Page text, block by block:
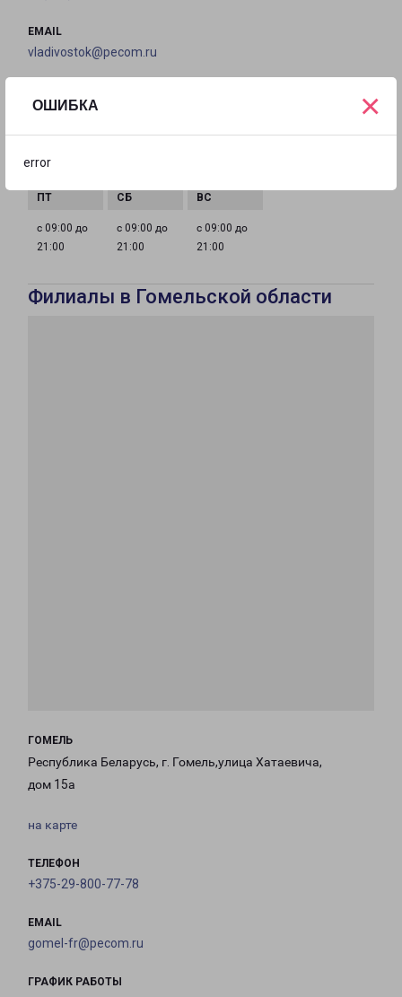
ОШИБКА
error
×
EMAIL
vladivostok@pecom.ru
21:00
с 09:00 до
21:00
с 09:00 до
21:00
с 09:00 до
21:00
Филиалы в Гомельской области
ГОМЕЛЬ
Республика Беларусь, г. Гомель,улица Хатаевича,
дом 15а
на карте
ТЕЛЕФОН
+375-29-800-77-78
EMAIL
gomel-fr@pecom.ru
ГРАФИК РАБОТЫ